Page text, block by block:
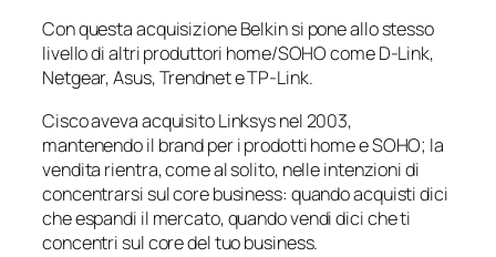
Con questa acquisizione Belkin si pone allo stesso
livello di altri produttori home/SOHO come D-Link,
Netgear, Asus, Trendnet e TP-Link.
Cisco aveva acquisito Linksys nel 2003,
mantenendo il brand per i prodotti home e SOHO; la
vendita rientra, come al solito, nelle intenzioni di
concentrarsi sul core business: quando acquisti dici
che espandi il mercato, quando vendi dici che ti
concentri sul core del tuo business.